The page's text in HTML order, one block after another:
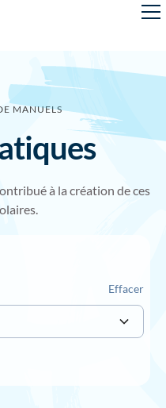
MANUELS
à la création de ces
Effacer